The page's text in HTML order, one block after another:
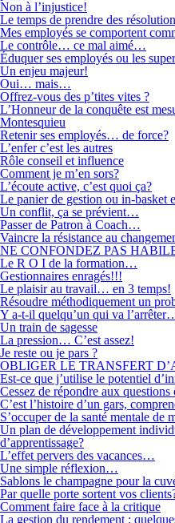
Non à l’injustice!
Le temps de prendre des
Mes employés se comportent
Le contrôle… ce mal aimé…
Éduquer ses employés ou les
Un enjeu majeur!
Oui… mais…
Offrez-vous des p’tites vites ?
L’Honneur de la conquête est
Montesquieu
Retenir ses employés… de force?
L’enfer c’est les autres
Rôle conseil et influence
Comment je m’en sors?
L’écoute active, c’est quoi ça?
Le panier de gestion ou in-basket
Un conflit, ça se prévient…
Passer de Patron à Coach…
Vaincre la résistance au
NE CONFONDEZ PAS
Le R O I de la formation…
Gestionnaires enragés!!!
Le plaisir au travail… en 3 temps!
Résoudre méthodiquement un
Y a-t-il quelqu’un qui va
Un train de sagesse
La pression… C’est assez!
Je reste ou je pars ?
OBLIGER LE TRANSFERT
Est-ce que j’utilise le potentiel
Cessez de répondre aux
C’est l’histoire d’un gars,
S’occuper de la santé mentale
Un plan de développement
d’apprentissage?
L’effet pervers des vacances…
Une simple réflexion…
Sablons le champagne pour la
Par quelle porte sortent vos
Comment faire face à la critique
La gestion du rendement :